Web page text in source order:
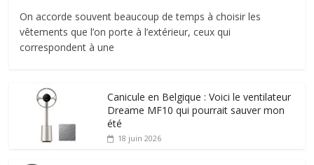
On accorde souvent beaucoup de temps à choisir les
vêtements que l’on porte à l’extérieur, ceux qui
correspondent à une
Canicule en Belgique : Voici le ventilateur
Dreame MF10 qui pourrait sauver mon
été
18 juin 2026